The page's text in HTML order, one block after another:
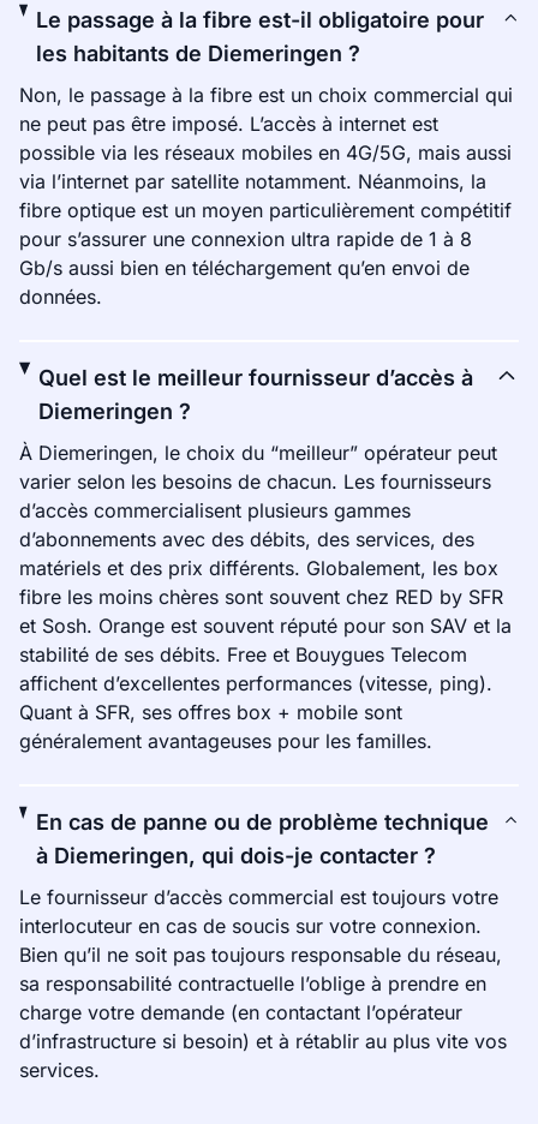
Le passage à la fibre est-il obligatoire pour
les habitants de Diemeringen ?
Non, le passage à la fibre est un choix commercial qui
ne peut pas être imposé. L’accès à internet est
possible via les réseaux mobiles en 4G/5G, mais aussi
via l’internet par satellite notamment. Néanmoins, la
fibre optique est un moyen particulièrement compétitif
pour s’assurer une connexion ultra rapide de 1 à 8
Gb/s aussi bien en téléchargement qu’en envoi de
données.
Quel est le meilleur fournisseur d’accès à
Diemeringen ?
À Diemeringen, le choix du “meilleur” opérateur peut
varier selon les besoins de chacun. Les fournisseurs
d’accès commercialisent plusieurs gammes
d’abonnements avec des débits, des services, des
matériels et des prix différents. Globalement, les box
fibre les moins chères sont souvent chez RED by SFR
et Sosh. Orange est souvent réputé pour son SAV et la
stabilité de ses débits. Free et Bouygues Telecom
affichent d’excellentes performances (vitesse, ping).
Quant à SFR, ses offres box + mobile sont
généralement avantageuses pour les familles.
En cas de panne ou de problème technique
à Diemeringen, qui dois-je contacter ?
Le fournisseur d’accès commercial est toujours votre
interlocuteur en cas de soucis sur votre connexion.
Bien qu’il ne soit pas toujours responsable du réseau,
sa responsabilité contractuelle l’oblige à prendre en
charge votre demande (en contactant l’opérateur
d’infrastructure si besoin) et à rétablir au plus vite vos
services.